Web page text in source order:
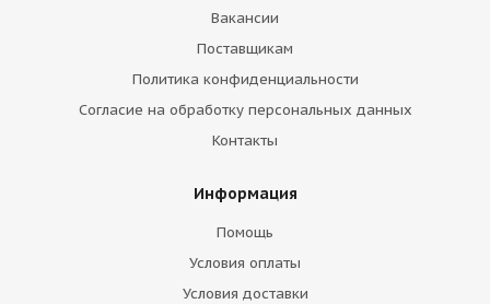
Вакансии
Поставщикам
Политика конфиденциальности
Согласие на обработку персональных данных
Контакты
Информация
Помощь
Условия оплаты
Условия доставки